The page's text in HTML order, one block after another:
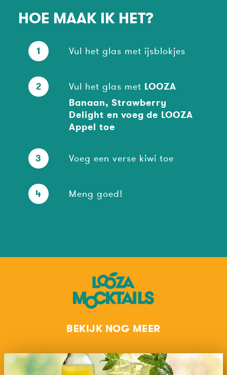
HOE MAAK IK HET?
1 Vul het glas met ijsblokjes
2 Vul het glas met LOOZA
Banaan, Strawberry
Delight en voeg de LOOZA
Appel toe
3 Voeg een verse kiwi toe
4 Meng goed!
BEKIJK NOG MEER